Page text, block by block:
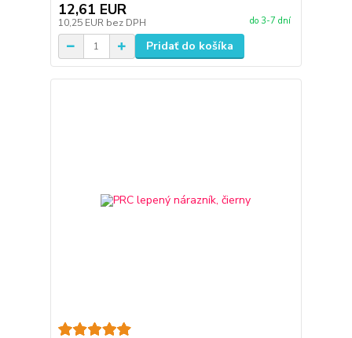
12,61 EUR
10,25 EUR bez DPH do 3-7 dní
Pridať do košíka